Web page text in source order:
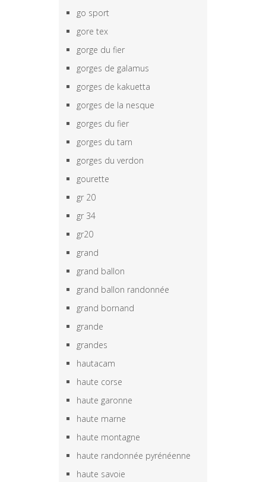
go sport
gore tex
gorge du fier
gorges de galamus
gorges de kakuetta
gorges de la nesque
gorges du fier
gorges du tarn
gorges du verdon
gourette
gr 20
gr 34
gr20
grand
grand ballon
grand ballon randonnée
grand bornand
grande
grandes
hautacam
haute corse
haute garonne
haute marne
haute montagne
haute randonnée pyrénéenne
haute savoie